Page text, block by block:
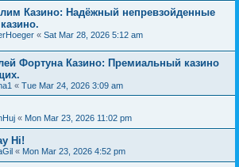
Казино: Надёжный непревзойденные
« Sat Mar 28, 2026 5:12 am
Фортуна Казино: Премиальный казино
« Tue Mar 24, 2026 3:09 am
« Mon Mar 23, 2026 11:02 pm
Hi!
« Mon Mar 23, 2026 4:52 pm